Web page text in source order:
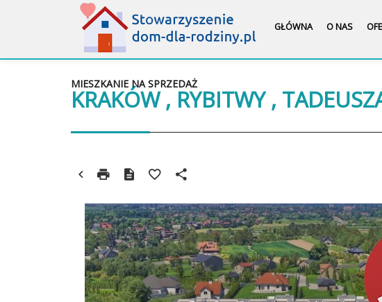
GŁÓWNA O NAS
KRAKÓW , RYBITWY ,
MIESZKANIE NA SPRZEDAŻ